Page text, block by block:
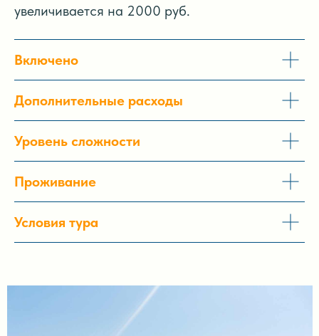
увеличивается на 2000 руб.
Включено
Дополнительные расходы
Уровень сложности
Проживание
Условия тура